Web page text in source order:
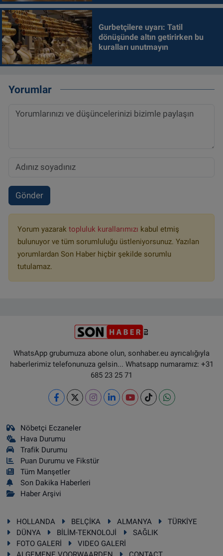
Gurbetçilere uyarı: Tatil
dönüşünde altın getirirken bu
kuralları unutmayın
Yorumlar
Gönder
Yorum yazarak topluluk kurallarımızı kabul etmiş
bulunuyor ve tüm sorumluluğu üstleniyorsunuz. Yazılan
yorumlardan Son Haber hiçbir şekilde sorumlu
tutulamaz.
WhatsApp grubumuza abone olun, sonhaber.eu ayrıcalığıyla
haberlerimiz telefonunuza gelsin... Whatsapp numaramız: +31
685 23 25 71
Nöbetçi Eczaneler
Hava Durumu
Trafik Durumu
Puan Durumu ve Fikstür
Tüm Manşetler
Son Dakika Haberleri
Haber Arşivi
HOLLANDA BELÇİKA ALMANYA
TÜRKİYE
DÜNYA
BİLİM-TEKNOLOJİ
SAĞLIK
FOTO GALERİ
VIDEO GALERİ